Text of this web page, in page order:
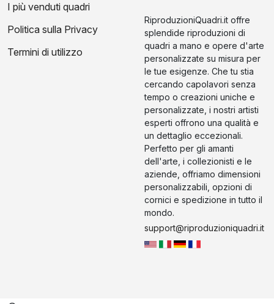
I più venduti quadri
Politica sulla Privacy
Termini di utilizzo
RiproduzioniQuadri.it offre
splendide riproduzioni di
quadri a mano e opere d'arte
personalizzate su misura per
le tue esigenze. Che tu stia
cercando capolavori senza
tempo o creazioni uniche e
personalizzate, i nostri artisti
esperti offrono una qualità e
un dettaglio eccezionali.
Perfetto per gli amanti
dell'arte, i collezionisti e le
aziende, offriamo dimensioni
personalizzabili, opzioni di
cornici e spedizione in tutto il
mondo.
support@riproduzioniquadri.it